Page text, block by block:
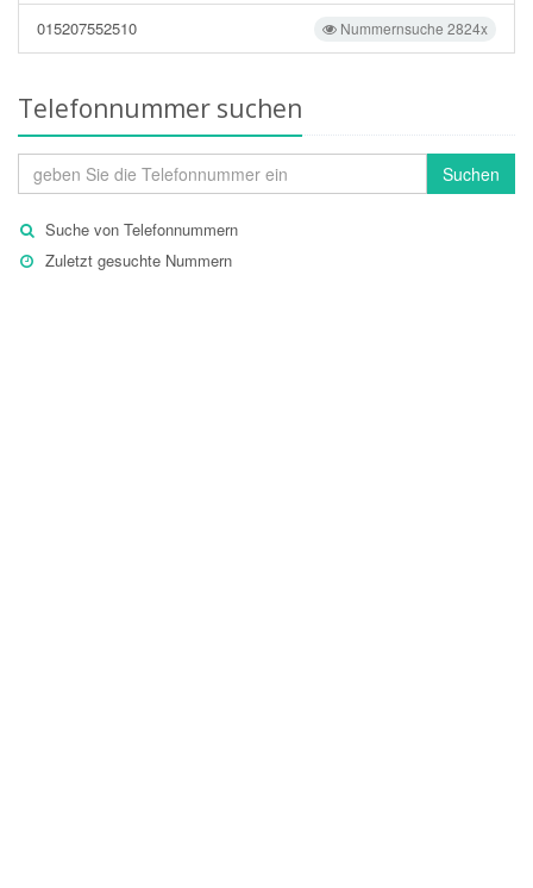
Nummernsuche 2824x
015207552510
Telefonnummer suchen
Suchen
Suche von Telefonnummern
Zuletzt gesuchte Nummern